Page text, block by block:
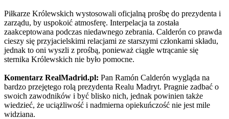
Piłkarze Królewskich wystosowali oficjalną prośbę do prezydenta i
zarządu, by uspokoić atmosferę. Interpelacja ta została
zaakceptowana podczas niedawnego zebrania. Calderón co prawda
cieszy się przyjacielskimi relacjami ze starszymi członkami składu,
jednak to oni wyszli z prośbą, ponieważ ciągłe wtrącanie się
sternika Królewskich nie było pomocne.
Komentarz RealMadrid.pl: Pan Ramón Calderón wygląda na
bardzo przejętego rolą prezydenta Realu Madryt. Pragnie zadbać o
swoich zawodników i być blisko nich, jednak powinien także
wiedzieć, że uciążliwość i nadmierna opiekuńczość nie jest mile
widziana.